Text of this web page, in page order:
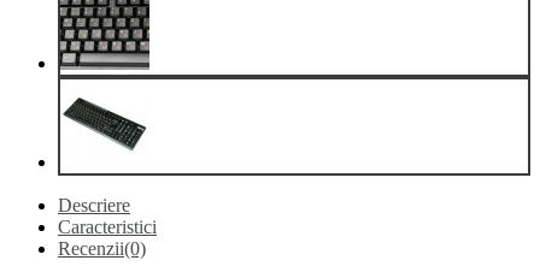
Descriere
Caracteristici
Recenzii(0)